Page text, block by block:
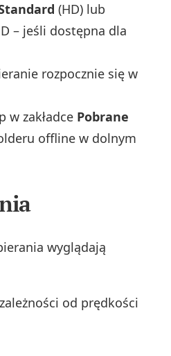
(HD) lub
– jeśli dostępna dla
rozpocznie się w
w zakładce Pobrane
offline w dolnym
wyglądają
od prędkości